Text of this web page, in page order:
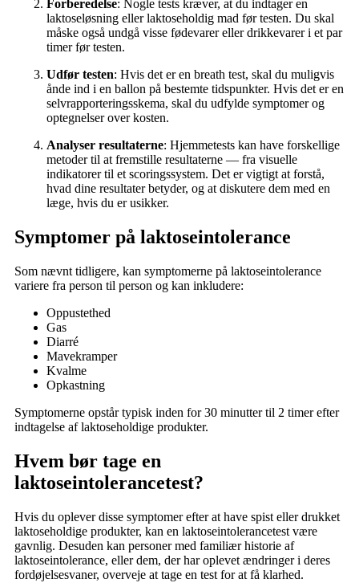
Forberedelse: Nogle tests kræver, at du indtager en
laktoseløsning eller laktoseholdig mad før testen. Du skal
måske også undgå visse fødevarer eller drikkevarer i et par
timer før testen.
Udfør testen: Hvis det er en breath test, skal du muligvis
ånde ind i en ballon på bestemte tidspunkter. Hvis det er en
selvrapporteringsskema, skal du udfylde symptomer og
optegnelser over kosten.
Analyser resultaterne: Hjemmetests kan have forskellige
metoder til at fremstille resultaterne — fra visuelle
indikatorer til et scoringssystem. Det er vigtigt at forstå,
hvad dine resultater betyder, og at diskutere dem med en
læge, hvis du er usikker.
Symptomer på laktoseintolerance
Som nævnt tidligere, kan symptomerne på laktoseintolerance
variere fra person til person og kan inkludere:
Oppustethed
Gas
Diarré
Mavekramper
Kvalme
Opkastning
Symptomerne opstår typisk inden for 30 minutter til 2 timer efter
indtagelse af laktoseholdige produkter.
Hvem bør tage en
laktoseintolerancetest?
Hvis du oplever disse symptomer efter at have spist eller drukket
laktoseholdige produkter, kan en laktoseintolerancetest være
gavnlig. Desuden kan personer med familiær historie af
laktoseintolerance, eller dem, der har oplevet ændringer i deres
fordøjelsesvaner, overveje at tage en test for at få klarhed.